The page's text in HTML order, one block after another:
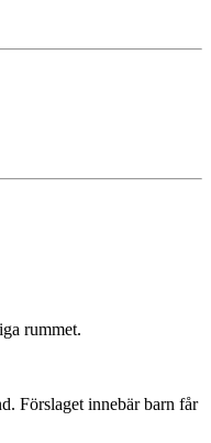
rummet.
Förslaget innebär barn får